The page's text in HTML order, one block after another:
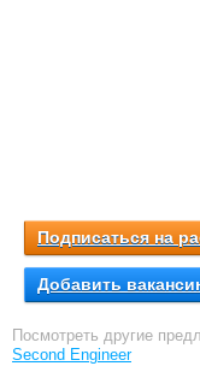
Подписаться на
Добавить
Посмотреть другие
Second Engineer